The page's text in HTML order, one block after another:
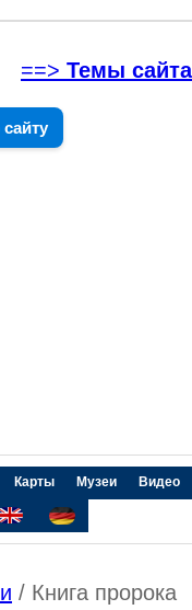
==> Темы сайта
Карты Музеи Видео
/ Книга пророка